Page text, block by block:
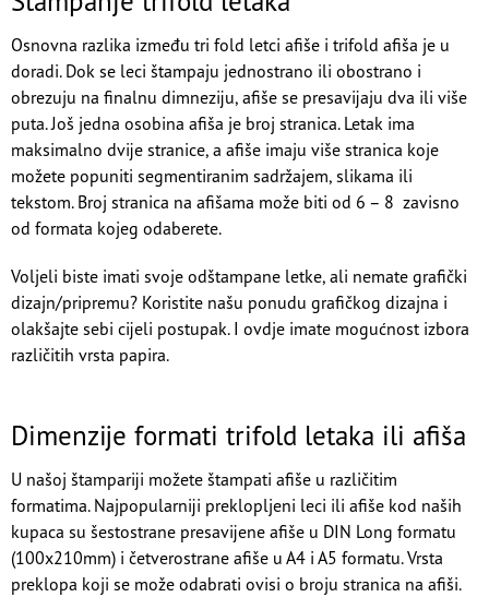
Osnovna razlika između tri fold letci afiše i trifold afiša je u
doradi. Dok se leci štampaju jednostrano ili obostrano i
obrezuju na finalnu dimneziju, afiše se presavijaju dva ili više
puta. Još jedna osobina afiša je broj stranica. Letak ima
maksimalno dvije stranice, a afiše imaju više stranica koje
možete popuniti segmentiranim sadržajem, slikama ili
tekstom. Broj stranica na afišama može biti od 6 – 8 zavisno
od formata kojeg odaberete.
Voljeli biste imati svoje odštampane letke, ali nemate grafički
dizajn/pripremu? Koristite našu ponudu grafičkog dizajna i
olakšajte sebi cijeli postupak. I ovdje imate mogućnost izbora
različitih vrsta papira.
Dimenzije formati trifold letaka ili afiša
U našoj štampariji možete štampati afiše u različitim
formatima. Najpopularniji preklopljeni leci ili afiše kod naših
kupaca su šestostrane presavijene afiše u DIN Long formatu
(100x210mm) i četverostrane afiše u A4 i A5 formatu. Vrsta
preklopa koji se može odabrati ovisi o broju stranica na afiši.